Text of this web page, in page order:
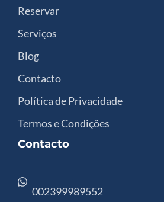
Reservar
Serviços
Blog
Contacto
Política de Privacidade
Termos e Condições
Contacto
002399989552